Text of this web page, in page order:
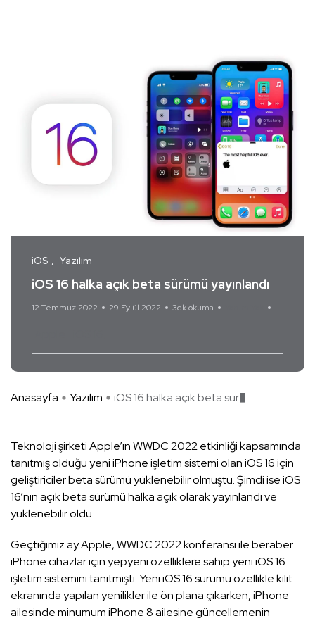
iOS Yazılım
iOS 16 halka açık beta sürümü yayınlandı
12 Temmuz 2022 29 Eylül 2022 3dk okuma
Anasayfa Yazılım iOS 16 halka açık beta sür� ...
Teknoloji şirketi Apple’ın WWDC 2022 etkinliği kapsamında
tanıtmış olduğu yeni iPhone işletim sistemi olan iOS 16 için
geliştiriciler beta sürümü yüklenebilir olmuştu. Şimdi ise iOS
16’nın açık beta sürümü halka açık olarak yayınlandı ve
yüklenebilir oldu.
Geçtiğimiz ay Apple, WWDC 2022 konferansı ile beraber
iPhone cihazlar için yepyeni özelliklere sahip yeni iOS 16
işletim sistemini tanıtmıştı. Yeni iOS 16 sürümü özellikle kilit
ekranında yapılan yenilikler ile ön plana çıkarken, iPhone
ailesinde minumum iPhone 8 ailesine güncellemenin